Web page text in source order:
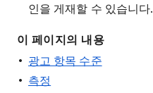
인을 게재할 수 있습니다.
이 페이지의 내용
광고 항목 수준
측정